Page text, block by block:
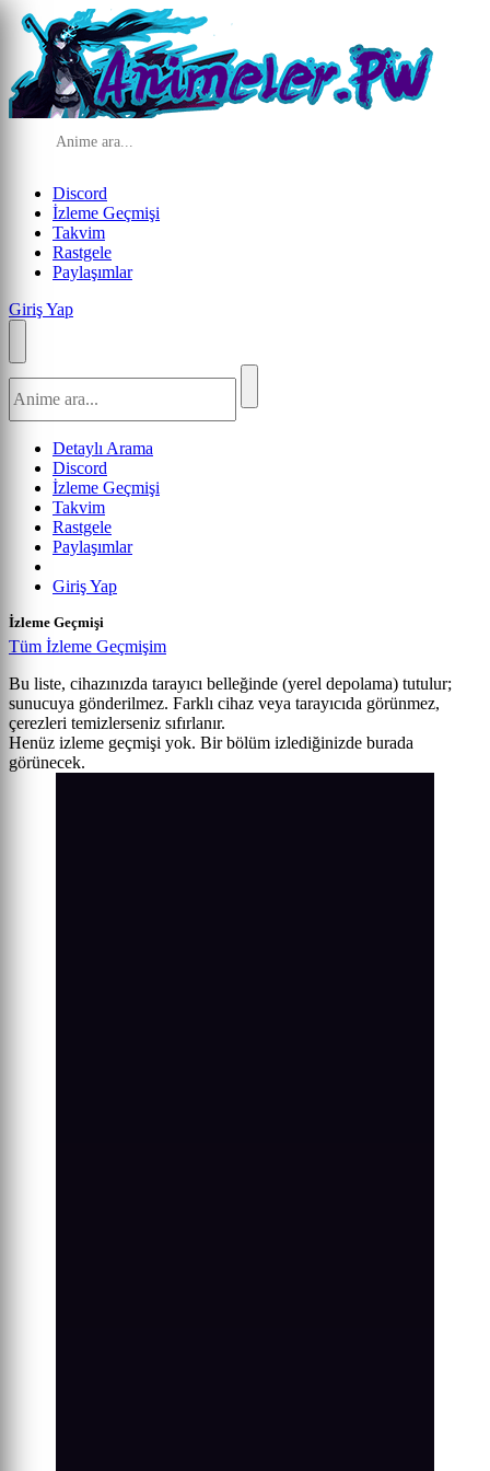
Discord
İzleme Geçmişi
Takvim
Rastgele
Paylaşımlar
Giriş Yap
Detaylı Arama
Discord
İzleme Geçmişi
Takvim
Rastgele
Paylaşımlar
Giriş Yap
İzleme Geçmişi
Tüm İzleme Geçmişim
Bu liste, cihazınızda tarayıcı belleğinde (yerel depolama) tutulur;
sunucuya gönderilmez. Farklı cihaz veya tarayıcıda görünmez,
çerezleri temizlerseniz sıfırlanır.
Henüz izleme geçmişi yok. Bir bölüm izlediğinizde burada
görünecek.